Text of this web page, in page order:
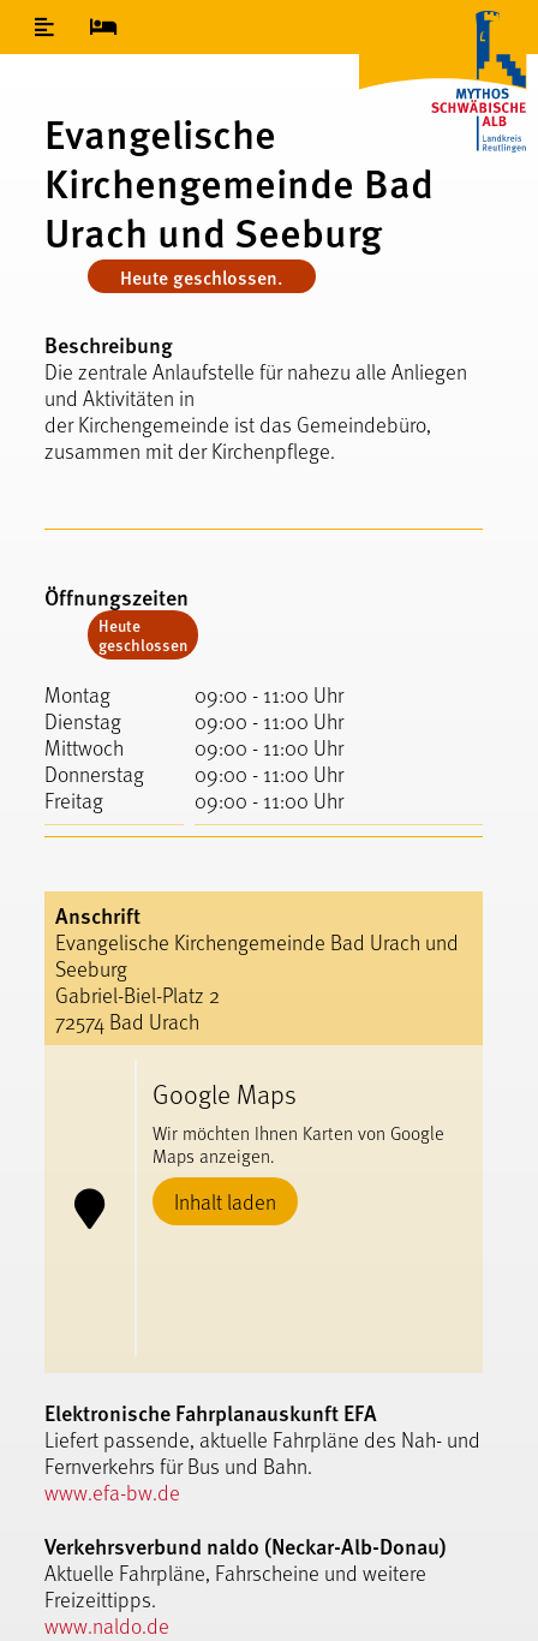
Inhaltsverzeichnis
Evangelische
Kirchengemeinde Bad
Urach und Seeburg
Heute geschlossen.
Beschreibung
Die zentrale Anlaufstelle für nahezu alle Anliegen
und Aktivitäten in
der Kirchengemeinde ist das Gemeindebüro,
zusammen mit der Kirchenpflege.
Öffnungszeiten
Heute
geschlossen
Montag
Dienstag
Mittwoch
Donnerstag
Freitag
09:00 - 11:00 Uhr
09:00 - 11:00 Uhr
09:00 - 11:00 Uhr
09:00 - 11:00 Uhr
09:00 - 11:00 Uhr
Anschrift
Evangelische Kirchengemeinde Bad Urach und
Seeburg
Gabriel-Biel-Platz 2
72574 Bad Urach
Google Maps
Wir möchten Ihnen Karten von Google
Maps anzeigen.
Inhalt laden
Elektronische Fahrplanauskunft EFA
Liefert passende, aktuelle Fahrpläne des Nah- und
Fernverkehrs für Bus und Bahn.
www.efa-bw.de
Verkehrsverbund naldo (Neckar-Alb-Donau)
Aktuelle Fahrpläne, Fahrscheine und weitere
Freizeittipps.
www.naldo.de